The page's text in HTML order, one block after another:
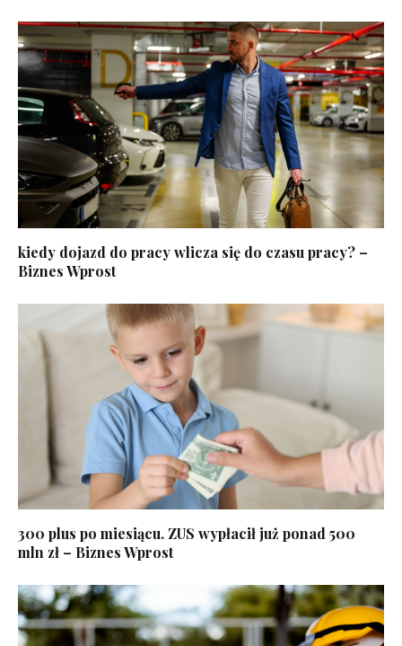
kiedy dojazd do pracy wlicza się do czasu pracy? –
Biznes Wprost
300 plus po miesiącu. ZUS wypłacił już ponad 500
mln zł – Biznes Wprost